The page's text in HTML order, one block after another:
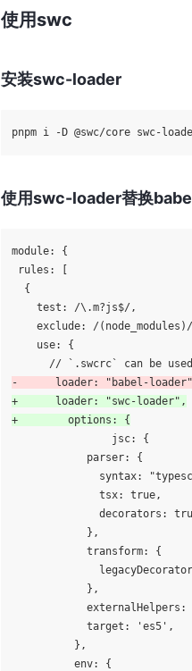
使用swc
安装swc-loader
使用swc-loader替换
module: {
rules: [
  {
    test: /\.m?js$/,
exclude: /
    use: {
-      loader: "babel-
+      loader: "swc-loader",
+    	 options: {
            parser: {
syntax:
              tsx: true,
decorators:
            },
            transform: {
            },
externalHelpers:
            target: 'es5',
          },
          env: {